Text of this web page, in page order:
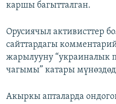
каршы багытталган.
Орусиячыл активисттер
сайттардагы
жарылууну “украиналык
чагымы” катары
Акыркы апталарда